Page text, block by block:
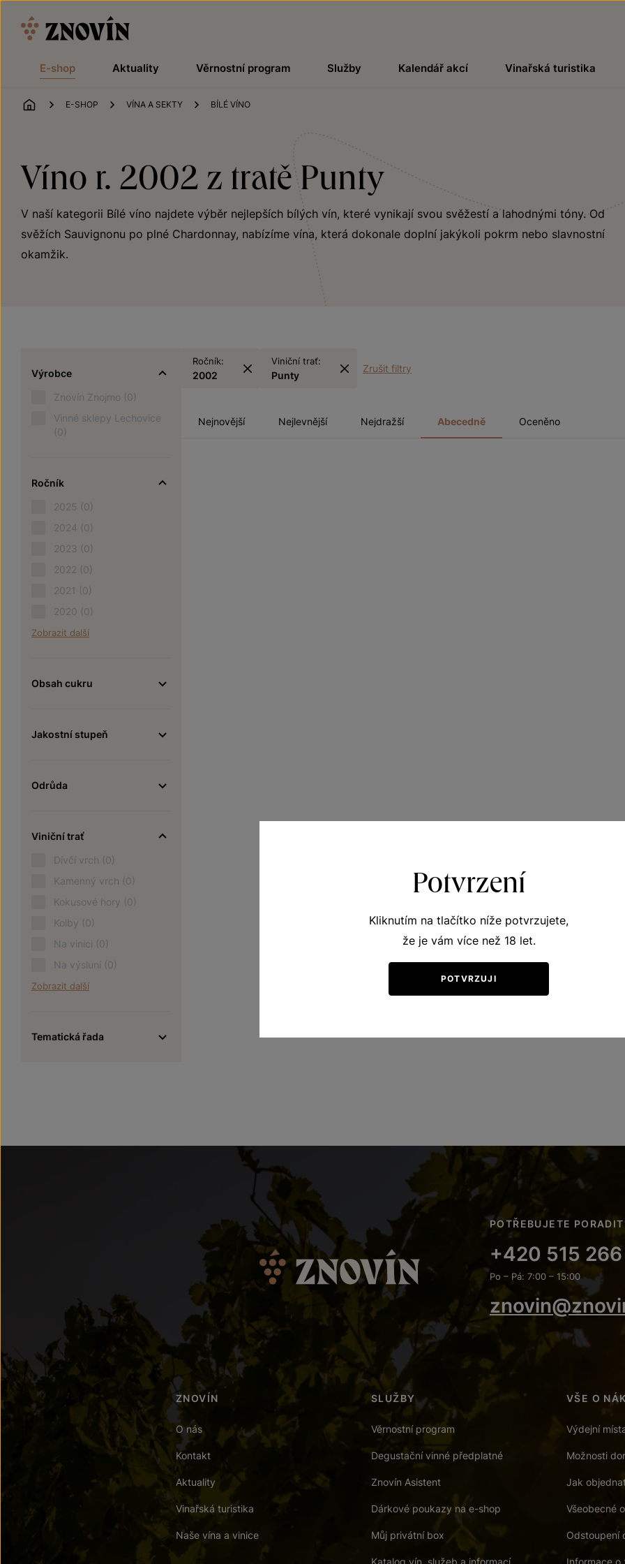
E-shop Aktuality Věrnostní program Služby Kalendář akcí Vinařská turistika
ÚVOD
E-SHOP VÍNA A SEKTY BÍLÉ VÍNO
Víno r. 2002 z tratě Punty
V naší kategorii Bílé víno najdete výběr nejlepších bílých vín, které vynikají svou svěžestí a lahodnými tóny. Od
svěžích Sauvignonu po plné Chardonnay, nabízíme vína, která dokonale doplní jakýkoli pokrm nebo slavnostní
okamžik.
Výrobce
Znovín Znojmo (0)
Vinné sklepy Lechovice
(0)
Ročník
2025 (0)
2024 (0)
2023 (0)
2022 (0)
2021 (0)
2020 (0)
Zobrazit další
Obsah cukru
Jakostní stupeň
Odrůda
Viniční trať
Dívčí vrch (0)
Kamenný vrch (0)
Kokusové hory (0)
Kolby (0)
Na vinici (0)
Na výsluní (0)
Zobrazit další
Tematická řada
Ročník:
2002
Viniční trať:
Punty
Zrušit filtry
Nejnovější Nejlevnější Nejdražší Abecedně Oceněno
POTŘEBUJETE
+420 515
Po – Pá: 7:00 – 15:00
ZNOVÍN
O nás
Kontakt
Aktuality
Vinařská turistika
Naše vína a vinice
SLUŽBY
Věrnostní program
Degustační vinné předplatné
Znovín Asistent
Dárkové poukazy na e-shop
Můj privátní box
Katalog vín, služeb a informací
VŠE O
Výdejní
Možnosti
Jak
Všeobecné
Odstoupení
Informace o
Potvrzení
Kliknutím na tlačítko níže potvrzujete,
že je vám více než 18 let.
POTVRZUJI